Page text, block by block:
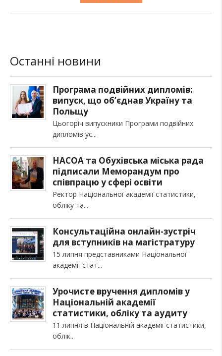
Останні новини
Програма подвійних дипломів:
випуск, що об’єднав Україну та
Польщу
Цьогоріч випускники Програми подвійних
дипломів ус
НАСОА та Обухівська міська рада
підписали Меморандум про
співпрацю у сфері освіти
Ректор Національної академії статистики,
обліку та
Консультаційна онлайн-зустріч
для вступників на магістратуру
15 липня представниками Національної
академії стат
Урочисте вручення дипломів у
Національній академії
статистики, обліку та аудиту
11 липня в Національній академії статистики,
облік